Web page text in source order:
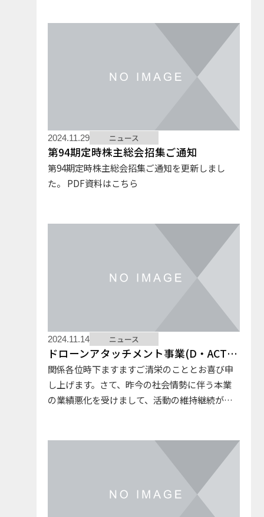
2024.11.29 ニュース
第94期定時株主総会招集ご通知
第94期定時株主総会招集ご通知を更新しまし
た。 PDF資料はこちら
2024.11.14 ニュース
ドローンアタッチメント事業(D・ACT事業)からの撤退のお知らせ
関係各位時下ますますご清栄のこととお喜び申
し上げます。さて、昨今の社会情勢に伴う本業
の業績悪化を受けまして、活動の維持継続が困